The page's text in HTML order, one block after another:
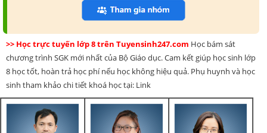
>> Học trực tuyến lớp 8 trên Tuyensinh247.com Học bám sát
chương trình SGK mới nhất của Bộ Giáo dục. Cam kết giúp học sinh lớp
8 học tốt, hoàn trả học phí nếu học không hiệu quả. Phụ huynh và học
sinh tham khảo chi tiết khoá học tại: Link